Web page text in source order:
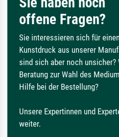
offene Fragen?
Sie interessieren sich für
Kunstdruck aus unserer
sind sich aber noch unsicher?
Beratung zur Wahl des
Hilfe bei der Bestellung?
Unsere Expertinnen und
weiter.